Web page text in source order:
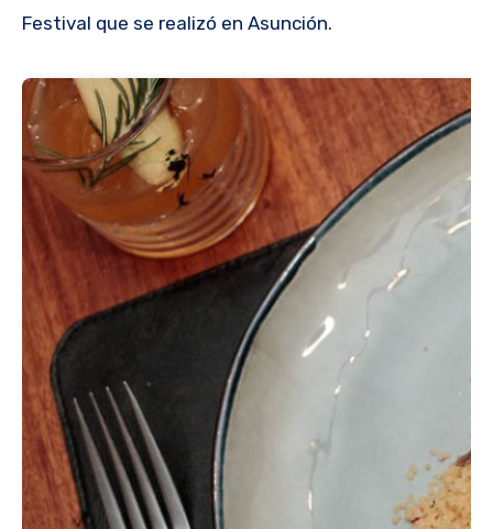
Festival que se realizó en Asunción.